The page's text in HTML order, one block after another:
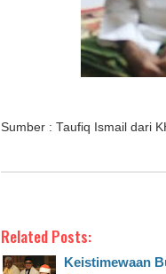
Sumber : Taufiq Ismail dari
Related Posts:
Keistimewaan